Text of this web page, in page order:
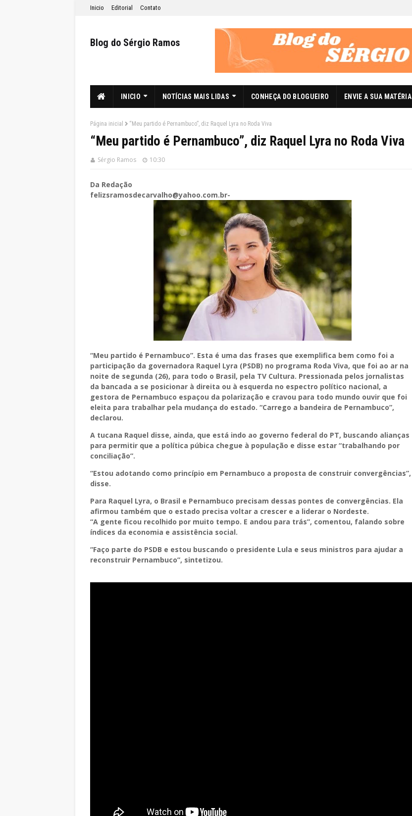
Inicio Editorial Contato
Blog do Sérgio Ramos
INICIO NOTÍCIAS MAIS LIDAS CONHEÇA DO BLOGUEIRO ENVIE A SUA MATÉRIA
Página inicial “Meu partido é Pernambuco”, diz Raquel Lyra no Roda Viva
“Meu partido é Pernambuco”, diz Raquel Lyra no Roda Viva
Sérgio Ramos 10:30
Da Redação
felizsramosdecarvalho@yahoo.com.br-
“Meu partido é Pernambuco”. Esta é uma das frases que exemplifica bem como foi a
participação da governadora Raquel Lyra (PSDB) no programa Roda Viva, que foi ao ar na
noite de segunda (26), para todo o Brasil, pela TV Cultura. Pressionada pelos jornalistas
da bancada a se posicionar à direita ou à esquerda no espectro político nacional, a
gestora de Pernambuco espaçou da polarização e cravou para todo mundo ouvir que foi
eleita para trabalhar pela mudança do estado. “Carrego a bandeira de Pernambuco”,
declarou.
A tucana Raquel disse, ainda, que está indo ao governo federal do PT, buscando alianças
para permitir que a política púbica chegue à população e disse estar “trabalhando por
conciliação”.
“Estou adotando como princípio em Pernambuco a proposta de construir convergências”,
disse.
Para Raquel Lyra, o Brasil e Pernambuco precisam dessas pontes de convergências. Ela
afirmou também que o estado precisa voltar a crescer e a liderar o Nordeste.
“A gente ficou recolhido por muito tempo. E andou para trás”, comentou, falando sobre
índices da economia e assistência social.
“Faço parte do PSDB e estou buscando o presidente Lula e seus ministros para ajudar a
reconstruir Pernambuco”, sintetizou.